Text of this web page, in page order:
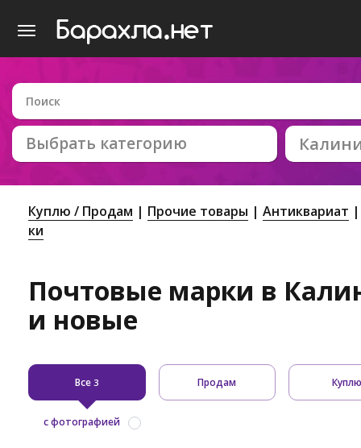
Выбрать категорию
Куплю / Продам Прочие товары
Антиквариат
ки
Почтовые марки в
и новые
Все3 Продам
с фотографией